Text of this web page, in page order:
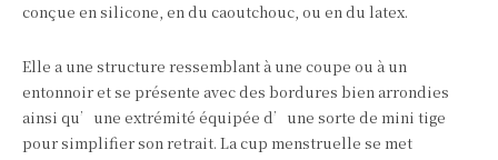
conçue en silicone, en du caoutchouc, ou en du latex.
Elle a une structure ressemblant à une coupe ou à un
entonnoir et se présente avec des bordures bien arrondies
ainsi qu’une extrémité équipée d’une sorte de mini tige
pour simplifier son retrait. La cup menstruelle se met